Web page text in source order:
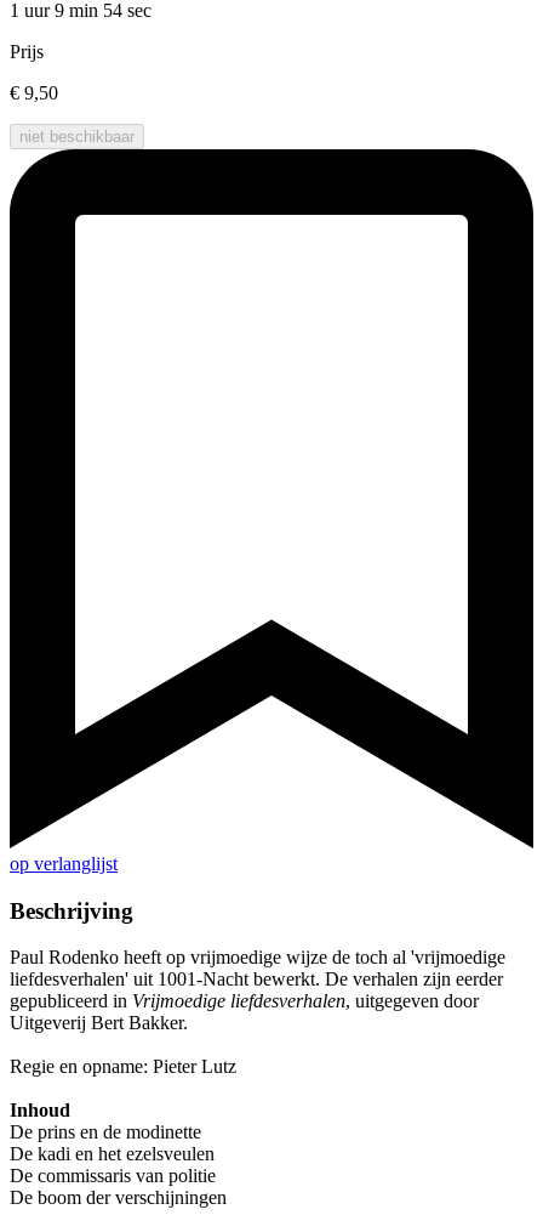
1 uur 9 min 54 sec
Prijs
€ 9,50
niet beschikbaar
op verlanglijst
Beschrijving
Paul Rodenko heeft op vrijmoedige wijze de toch al 'vrijmoedige
liefdesverhalen' uit 1001-Nacht bewerkt. De verhalen zijn eerder
gepubliceerd in Vrijmoedige liefdesverhalen, uitgegeven door
Uitgeverij Bert Bakker.
Regie en opname: Pieter Lutz
Inhoud
De prins en de modinette
De kadi en het ezelsveulen
De commissaris van politie
De boom der verschijningen